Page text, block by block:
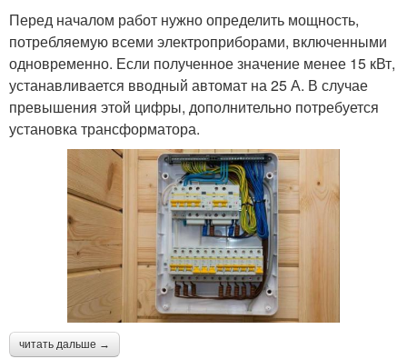
Перед началом работ нужно определить мощность,
потребляемую всеми электроприборами, включенными
одновременно. Если полученное значение менее 15 кВт,
устанавливается вводный автомат на 25 А. В случае
превышения этой цифры, дополнительно потребуется
установка трансформатора.
читать дальше →